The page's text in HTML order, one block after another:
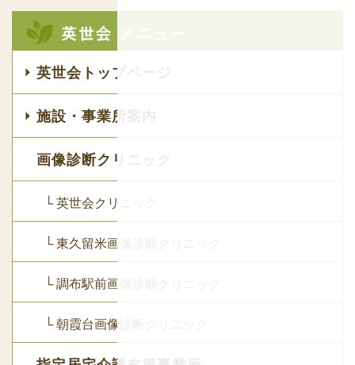
英世会トップページ
施設・事業所案内
画像診断クリニック
└ 英世会クリニック
└ 東久留米画像診断クリニック
└ 調布駅前画像診断クリニック
└ 朝霞台画像診断クリニック